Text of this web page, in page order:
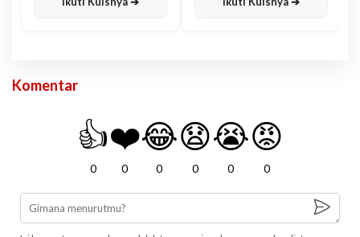
Komentar
👍
0
❤️
0
😂
0
😧
0
😭
0
😡
0